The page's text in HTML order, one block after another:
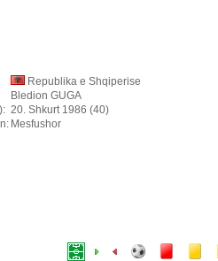
Republika e Shqiperise
Bledion GUGA
20. Shkurt 1986 (40)
Mesfushor